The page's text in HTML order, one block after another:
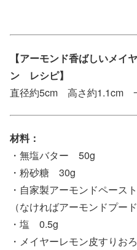
【アーモンド香ばしいメイ
ン レシピ】
直径約5cm 高さ約1.1cm
材料：
・無塩バター 50g
・粉砂糖 30g
・自家製アーモンドペース
（なければアーモンドプード
・塩 0.5g
・メイヤーレモン皮すりお